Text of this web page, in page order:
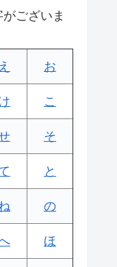
ございま
え お
こ
そ
と
の
ほ